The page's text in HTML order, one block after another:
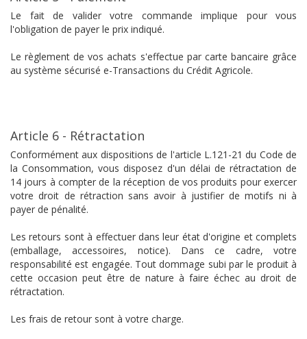
Le fait de valider votre commande implique pour vous
l'obligation de payer le prix indiqué.
Le règlement de vos achats s'effectue par carte bancaire grâce
au système sécurisé e-Transactions du Crédit Agricole.
Article 6 - Rétractation
Conformément aux dispositions de l'article L.121-21 du Code de
la Consommation, vous disposez d'un délai de rétractation de
14 jours à compter de la réception de vos produits pour exercer
votre droit de rétraction sans avoir à justifier de motifs ni à
payer de pénalité.
Les retours sont à effectuer dans leur état d'origine et complets
(emballage, accessoires, notice). Dans ce cadre, votre
responsabilité est engagée. Tout dommage subi par le produit à
cette occasion peut être de nature à faire échec au droit de
rétractation.
Les frais de retour sont à votre charge.